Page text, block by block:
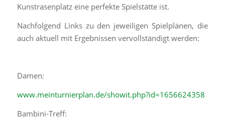
Kunstrasenplatz eine perfekte Spielstätte ist.
Nachfolgend Links zu den jeweiligen Spielplänen, die
auch aktuell mit Ergebnissen vervollständigt werden:
Damen:
www.meinturnierplan.de/showit.php?id=1656624358
Bambini-Treff: